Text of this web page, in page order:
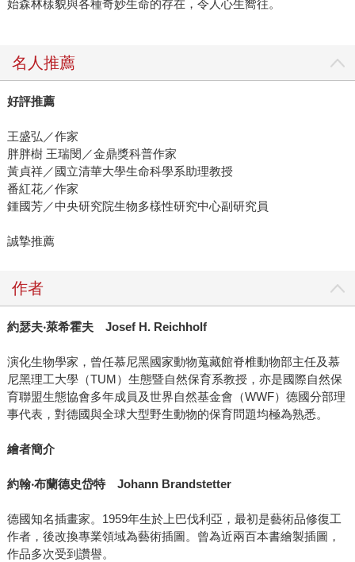
始森林樣貌與各種奇妙生命的存在，令人心生嚮往。
名人推薦
好評推薦
王盛弘／作家
胖胖樹 王瑞閔／金鼎獎科普作家
黃貞祥／國立清華大學生命科學系助理教授
番紅花／作家
鍾國芳／中央研究院生物多樣性研究中心副研究員
誠摯推薦
作者
約瑟夫‧萊希霍夫 Josef H. Reichholf
演化生物學家，曾任慕尼黑國家動物蒐藏館脊椎動物部主任及慕
尼黑理工大學（TUM）生態暨自然保育系教授，亦是國際自然保
育聯盟生態協會多年成員及世界自然基金會（WWF）德國分部理
事代表，對德國與全球大型野生動物的保育問題均極為熟悉。
繪者簡介
約翰‧布蘭德史岱特 Johann Brandstetter
德國知名插畫家。1959年生於上巴伐利亞，最初是藝術品修復工
作者，後改換專業領域為藝術插圖。曾為近兩百本書繪製插圖，
作品多次受到讚譽。